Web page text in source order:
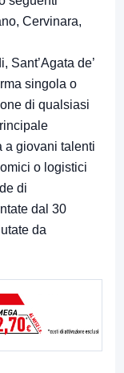
Cervinara,
Sant’Agata de’
singola o
di qualsiasi
a giovani talenti
o logistici
di
dal 30
da